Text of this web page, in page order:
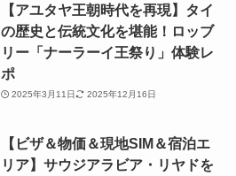
【アユタヤ王朝時代を再現】タイ
の歴史と伝統文化を堪能！ロッブ
リー「ナーラーイ王祭り」体験レ
ポ
2025年3月11日 2025年12月16日
【ビザ＆物価＆現地SIM＆宿泊エ
リア】サウジアラビア・リヤドを